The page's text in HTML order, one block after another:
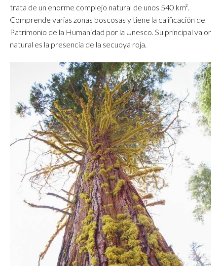
trata de un enorme complejo natural de unos 540 km².
Comprende varias zonas boscosas y tiene la calificación de
Patrimonio de la Humanidad por la Unesco. Su principal valor
natural es la presencia de la secuoya roja.